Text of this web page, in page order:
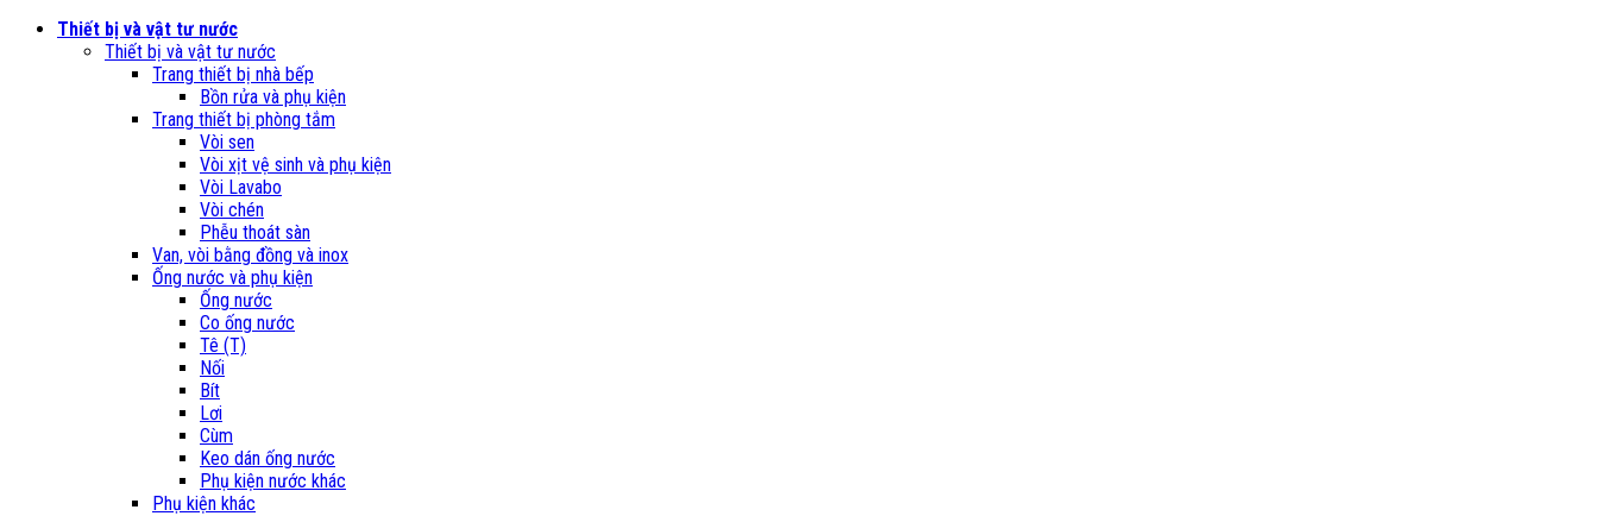
Thiết bị và vật tư nước
Thiết bị và vật tư nước
Trang thiết bị nhà bếp
Bồn rửa và phụ kiện
Trang thiết bị phòng tắm
Vòi sen
Vòi xịt vệ sinh và phụ kiện
Vòi Lavabo
Vòi chén
Phễu thoát sàn
Van, vòi bằng đồng và inox
Ống nước và phụ kiện
Ống nước
Co ống nước
Tê (T)
Nối
Bít
Lơi
Cùm
Keo dán ống nước
Phụ kiện nước khác
Phụ kiện khác